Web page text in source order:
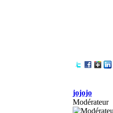
jojojo
Modérateur